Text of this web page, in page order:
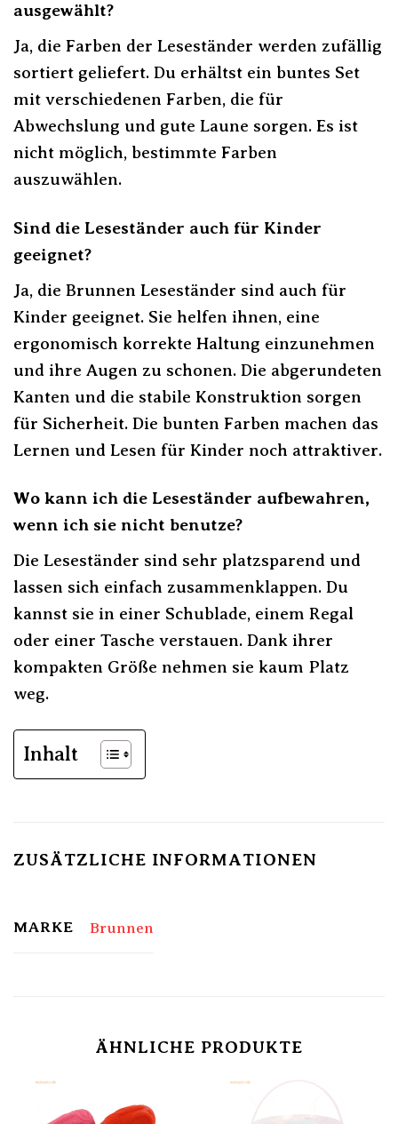
ausgewählt?
Ja, die Farben der Leseständer werden zufällig
sortiert geliefert. Du erhältst ein buntes Set
mit verschiedenen Farben, die für
Abwechslung und gute Laune sorgen. Es ist
nicht möglich, bestimmte Farben
auszuwählen.
Sind die Leseständer auch für Kinder
geeignet?
Ja, die Brunnen Leseständer sind auch für
Kinder geeignet. Sie helfen ihnen, eine
ergonomisch korrekte Haltung einzunehmen
und ihre Augen zu schonen. Die abgerundeten
Kanten und die stabile Konstruktion sorgen
für Sicherheit. Die bunten Farben machen das
Lernen und Lesen für Kinder noch attraktiver.
Wo kann ich die Leseständer aufbewahren,
wenn ich sie nicht benutze?
Die Leseständer sind sehr platzsparend und
lassen sich einfach zusammenklappen. Du
kannst sie in einer Schublade, einem Regal
oder einer Tasche verstauen. Dank ihrer
kompakten Größe nehmen sie kaum Platz
weg.
Inhalt
ZUSÄTZLICHE INFORMATIONEN
MARKE Brunnen
ÄHNLICHE PRODUKTE